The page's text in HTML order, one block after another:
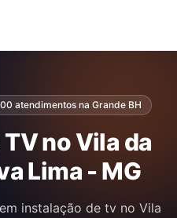
atendimentos na Grande BH
no Vila da
Lima - MG
instalação de tv no Vila